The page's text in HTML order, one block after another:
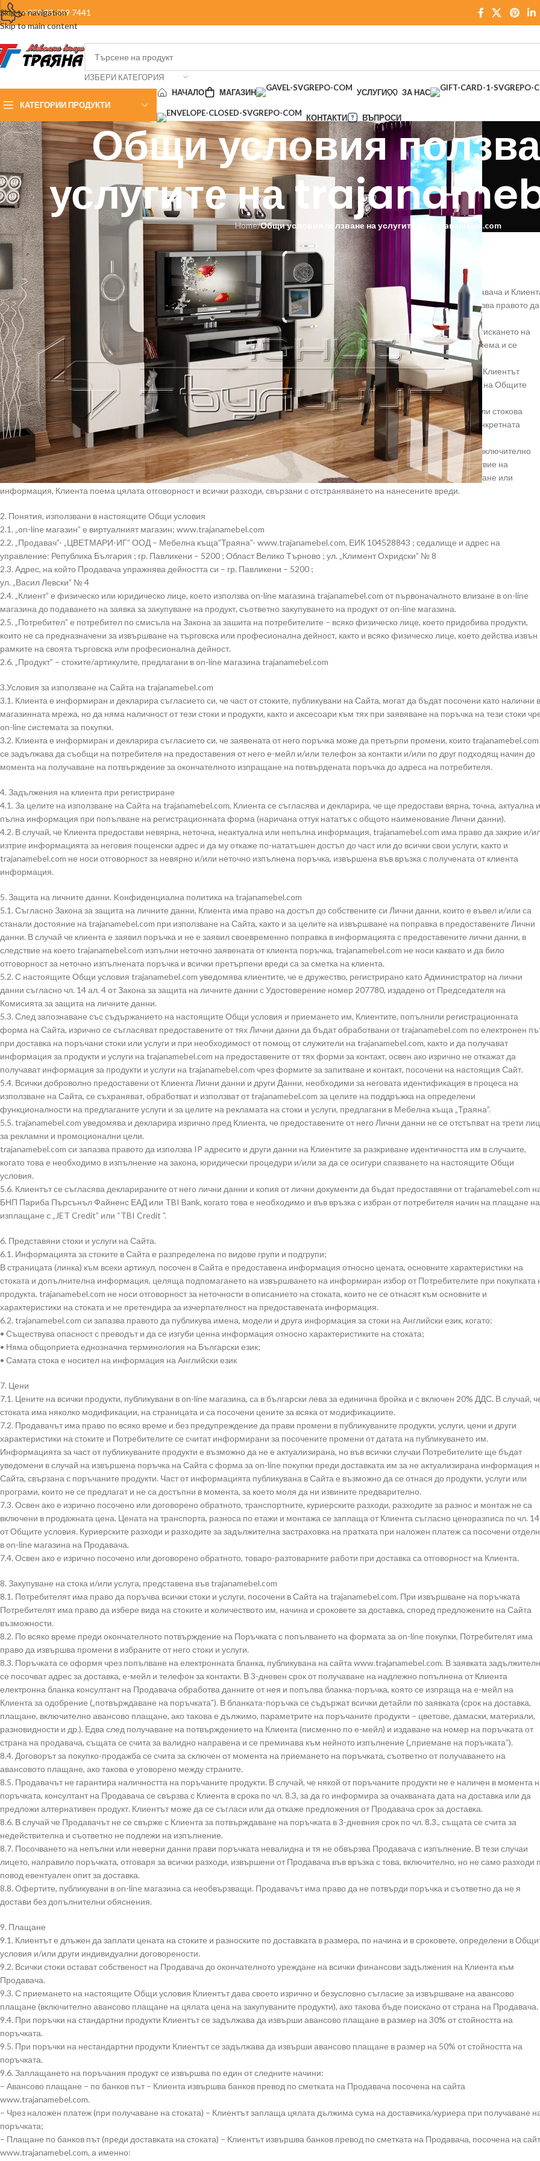
Skip to navigation
Skip to main content
+359 88 599 7441
ИЗБЕРИ КАТЕГОРИЯ
КАТЕГОРИИ ПРОДУКТИ
НАЧАЛО МАГАЗИН УСЛУГИ ЗА НАС
КОНТАКТИ ВЪПРОСИ
Общи условия
услугите на
Home/Общи условия ползване на услугите на trajanamebel.com
• ВНИМАНИЕ! Внимателно прочетете тези Общи условия, преди да използвате този уеб сайт.
• Ако използвате този уеб сайт се счита, че приемате и сте съгласни с посочените Общи условия.
• Ако НЕ ПРИЕМАТЕ тези условия, не използвайте този уеб сайт!
1.Общи положения
1.1. Настоящите общи условия представляват отнапред установени разпоредби, които уреждат отношенията между Продавача и
по договор за продажба, сключен чрез on-line магазина, собственост на Продавача – trajanamebel.com. Продавачът си запазва правото да
променя Общите условия, като своевременно ги публикува в сайта си – www.trajanamebel.com
1.2. Тези общи условия обвързват всички потребители, които извършват регистрация на сайта www.trajanamebel.com. С натискането на
всеки един обект, линк или бутон, разположени на страниците на trajanamebel.com , Потребителят се съгласява, изцяло приема и се
задължава да спазва настоящите Общи условия.
1.3.С попълването на достъпната в on-line магазина – .trajanamebel.com електронна форма за поръчка (заявка) на продукт, Клиентът
изразява съгласие с настоящите Общи условия и се задължава да ги спазва. При спор чия е волята за обвързване с текста на Общите
условия, за страна по договора се счита лицето, което е заплатило цената на заявения за закупуване продукт.
1.4.Страните могат в писмен договор, в приложение към такъв договор, в приемо-предавателен протокол, във фактура и/или стокова
разписка да уговарят помежду си условия, различни от настоящите Общи условия. Тези условия имат действие само за конкретната
продажба и заменят съответните разпоредби от настоящите Общи условия.
1.5.Всяко лице, ползващо on-line магазина – .trajanamebel.com, поема всички рискове от използването на on-line магазина, включително
рисковете, свързани с технически неизправности на магазина, потенциално вредно съдържание и др. В случай, че в следствие на
използването на този Сайт или материали от него възникнат вреди, за които е необходим ремонт или поправка на оборудване или
информация, Клиента поема цялата отговорност и всички разходи, свързани с отстраняването на нанесените вреди.
2. Понятия, използвани в настоящите Общи условия
2.1. „on-line магазин” е виртуалният магазин; www.trajanamebel.com
2.2. „Продавач”- „ЦВЕТМАРИ-ИГ” ООД – Мебелна къща”Траяна”- www.trajanamebel.com, ЕИК 104528843 ; седалище и адрес на
управление: Република България ; гр. Павликени – 5200 ; Област Велико Търново ; ул. „Климент Охридски” № 8
2.3. Адрес, на който Продавача упражнява дейността си – гр. Павликени – 5200 ;
ул. „Васил Левски” № 4
2.4. „Клиент” е физическо или юридическо лице, което използва on-line магазина trajanamebel.com от първоначалното влизане в on-line
магазина до подаването на заявка за закупуване на продукт, съответно закупуването на продукт от on-line магазина.
2.5. „Потребител” е потребител по смисъла на Закона за зашита на потребителите – всяко физическо лице, което придобива продукти,
които не са предназначени за извършване на търговска или професионална дейност, както и всяко физическо лице, което действа извън
рамките на своята търговска или професионална дейност.
2.6. „Продукт” – стоките/артикулите, предлагани в on-line магазина trajanamebel.com
3.Условия за използване на Сайта на trajanamebel.com
3.1. Клиента е информиран и декларира съгласието си, че част от стоките, публикувани на Сайта, могат да бъдат посочени като налични в
магазинната мрежа, но да няма наличност от тези стоки и продукти, както и аксесоари към тях при заявяване на поръчка на тези стоки
on-line системата за покупки.
3.2. Клиента е информиран и декларира съгласието си, че заявената от него поръчка може да претърпи промени, които trajanamebel.com
се задължава да съобщи на потребителя на предоставения от него е-мейл и/или телефон за контакти и/или по друг подходящ начин до
момента на получаване на потвърждение за окончателното изпращане на потвърдената поръчка до адреса на потребителя.
4. Задължения на клиента при регистриране
4.1. За целите на използване на Сайта на trajanamebel.com, Клиента се съгласява и декларира, че ще предостави вярна, точна, актуална и
пълна информация при попълване на регистрационната форма (наричана оттук нататък с общото наименование Лични данни).
4.2. В случай, че Клиента предостави невярна, неточна, неактуална или непълна информация, trajanamebel.com има право да закрие и/
изтрие информацията за неговия пощенски адрес и да му откаже по-нататъшен достъп до част или до всички свои услуги, както и
trajanamebel.com не носи отговорност за невярно и/или неточно изпълнена поръчка, извършена във връзка с получената от клиента
информация.
5. Защита на личните данни. Kонфиденциална политика на trajanamebel.com
5.1. Съгласно Закона за защита на личните данни, Клиента има право на достъп до собствените си Лични данни, които е въвел и/или са
станали достояние на trajanamebel.com при използване на Сайта, както и за целите на извършване на поправка в предоставените Лични
данни. В случай че клиента е заявил поръчка и не е заявил своевременно поправка в информацията с предоставените лични данни, в
следствие на което trajanamebel.com изпълни неточно заявената от клиента поръчка, trajanamebel.com не носи каквато и да било
отговорност за неточно изпълнената поръчка и всички претърпени вреди са за сметка на клиента.
5.2. С настоящите Общи условия trajanamebel.com уведомява клиентите, че е дружество, регистрирано като Администратор на лични
данни съгласно чл. 14 ал. 4 от Закона за защита на личните данни с Удостоверение номер 207780, издадено от Председателя на
Комисията за защита на личните данни.
5.3. След запознаване със съдържанието на настоящите Общи условия и приемането им, Клиентите, попълнили регистрационната
форма на Сайта, изрично се съгласяват предоставените от тях Лични данни да бъдат обработвани от trajanamebel.com по електронен
при доставка на поръчани стоки или услуги и при необходимост от помощ от служители на trajanamebel.com, както и да получават
информация за продукти и услуги на trajanamebel.com на предоставените от тях форми за контакт, освен ако изрично не откажат да
получават информация за продукти и услуги на trajanamebel.com чрез формите за запитване и контакт, посочени на настоящия Сайт.
5.4. Всички доброволно предоставени от Клиента Лични данни и други Данни, необходими за неговата идентификация в процеса на
използване на Сайта, се съхраняват, обработват и използват от trajanamebel.com за целите на поддръжка на определени
функционалности на предлаганите услуги и за целите на рекламата на стоки и услуги, предлагани в Мебелна къща „Траяна”.
5.5. trajanamebel.com уведомява и декларира изрично пред Клиента, че предоставените от него Лични данни не се отстъпват на трети
за рекламни и промоционални цели.
trajanamebel.com си запазва правото да използва IP адресите и други данни на Клиентите за разкриване идентичността им в случаите,
когато това е необходимо в изпълнение на закона, юридически процедури и/или за да се осигури спазването на настоящите Общи
условия.
5.6. Клиентът се съгласява декларираните от него лични данни и копия от лични документи да бъдат предоставяни от trajanamebel.com
БНП Париба Пърсънъл Файненс ЕАД или TBI Bank, когато това е необходимо и във връзка с избран от потребителя начин на плащане на
изплащане с „JET Credit” или “TBI Credit ”.
6. Представяни стоки и услуги на Сайта.
6.1. Информацията за стоките в Сайта е разпределена по видове групи и подгрупи;
В страницата (линка) към всеки артикул, посочен в Сайта е предоставена информация относно цената, основните характеристики на
стоката и допълнителна информация, целяща подпомагането на извършването на информиран избор от Потребителите при покупката
продукта. trajanamebel.com не носи отговорност за неточности в описанието на стоката, които не се отнасят към основните и
характеристики на стоката и не претендира за изчерпателност на предоставената информация.
6.2. trajanamebel.com си запазва правото да публикува имена, модели и друга информация за стоки на Английски език, когато:
• Съществува опасност с преводът и да се изгуби ценна информация относно характеристиките на стоката;
• Няма общоприета еднозначна терминология на Български език;
• Самата стока е носител на информация на Английски език
7. Цени
7.1. Цените на всички продукти, публикувани в on-line магазина, са в български лева за единична бройка и с включен 20% ДДС. В случай,
стоката има няколко модификации, на страницата и са посочени цените за всяка от модификациите.
7.2. Продавачът има право по всяко време и без предупреждение да прави промени в публикуваните продукти, услуги, цени и други
характеристики на стоките и Потребителите се считат информирани за посочените промени от датата на публикуването им.
Информацията за част от публикуваните продукти е възможно да не е актуализирана, но във всички случаи Потребителите ще бъдат
уведомени в случай на извършена поръчка на Сайта с форма за on-line покупки преди доставката им за не актуализирана информация
Сайта, свързана с поръчаните продукти. Част от информацията публикувана в Сайта е възможно да се отнася до продукти, услуги или
програми, които не се предлагат и не са достъпни в момента, за което моля да ни извините предварително.
7.3. Освен ако е изрично посочено или договорено обратното, транспортните, куриерските разходи, разходите за разнос и монтаж не са
включени в продажната цена. Цената на транспорта, разноса по етажи и монтажа се заплаща от Клиента съгласно ценоразписа по чл. 14
от Общите условия. Куриерските разходи и разходите за задължителна застраховка на пратката при наложен платеж са посочени
в on-line магазина на Продавача.
7.4. Освен ако е изрично посочено или договорено обратното, товаро-разтоварните работи при доставка са отговорност на Клиента.
8. Закупуване на стока и/или услуга, представена във trajanamebel.com
8.1. Потребителят има право да поръчва всички стоки и услуги, посочени в Сайта на trajanamebel.com. При извършване на поръчката
Потребителят има право да избере вида на стоките и количеството им, начина и сроковете за доставка, според предложените на Сайта
възможности.
8.2. По всяко време преди окончателното потвърждение на Поръчката с попълването на формата за on-line покупки, Потребителят има
право да извършва промени в избраните от него стоки и услуги.
8.3. Поръчката се оформя чрез попълване на електронната бланка, публикувана на сайта www.trajanamebel.com. В заявката
се посочват адрес за доставка, e-мейл и телефон за контакти. В 3-дневен срок от получаване на надлежно попълнена от Клиента
електронна бланка консултант на Продавача обработва данните от нея и попълва бланка-поръчка, която се изпраща на e-мейл на
Клиента за одобрение („потвърждаване на поръчката”). В бланката-поръчка се съдържат всички детайли по заявката (срок на доставка,
плащане, включително авансово плащане, ако такова е дължимо, параметрите на поръчаните продукти – цветове, дамаски, материали,
разновидности и др.). Едва след получаване на потвърждението на Клиента (писменно по е-мейл) и издаване на номер на поръчката от
страна на продавача, същата се счита за валидно направена и се преминава към нейното изпълнение („приемане на поръчката”).
8.4. Договорът за покупко-продажба се счита за сключен от момента на приемането на поръчката, съответно от получаването на
авансовото плащане, ако такова е уговорено между страните.
8.5. Продавачът не гарантира наличността на поръчаните продукти. В случай, че някой от поръчаните продукти не е наличен в момента
поръчката, консултант на Продавача се свързва с Клиента в срока по чл. 8.3, за да го информира за очакваната дата на доставка или да
предложи алтернативен продукт. Клиентът може да се съгласи или да откаже предложения от Продавача срок за доставка.
8.6. В случай че Продавачът не се свърже с Клиента за потвърждаване на поръчката в 3-дневния срок по чл. 8.3., същата се счита за
недействителна и съответно не подлежи на изпълнение.
8.7. Посочването на непълни или неверни данни прави поръчката невалидна и тя не обвързва Продавача с изпълнение. В тези случаи
лицето, направило поръчката, отговаря за всички разходи, извършени от Продавача във връзка с това, включително, но не само разходи
повод евентуален опит за доставка.
8.8. Офертите, публикувани в on-line магазина са необвързващи. Продавачът има право да не потвърди поръчка и съответно да не я
достави без допълнителни обяснения.
9. Плащане
9.1. Клиентът е длъжен да заплати цената на стоките и разноските по доставката в размера, по начина и в сроковете, определени в
условия и/или други индивидуални договорености.
9.2. Всички стоки остават собственост на Продавача до окончателното уреждане на всички финансови задължения на Клиента към
Продавача.
9.3. С приемането на настоящите Общи условия Клиентът дава своето изрично и безусловно съгласие за извършване на авансово
плащане (включително авансово плащане на цялата цена на закупуваните продукти), ако такова бъде поискано от страна на Продавача.
9.4. При поръчки на стандартни продукти Клиентът се задължава да извърши авансово плащане в размер на 30% от стойността на
поръчката.
9.5. При поръчки на нестандартни продукти Клиентът се задължава да извърши авансово плащане в размер на 50% от стойността на
поръчката.
9.6. Заплащането на поръчания продукт се извършва по един от следните начини:
– Авансово плащане – по банков път – Клиента извършва банков превод по сметката на Продавача посочена на сайта
www.trajanamebel.com.
– Чрез наложен платеж (при получаване на стоката) – Клиентът заплаща цялата дължима сума на доставчика/куриера при получаване
поръчката;
– Плащане по банков път (преди доставката на стоката) – Клиентът извършва банков превод по сметката на Продавача, посочена на
www.trajanamebel.com, а именно: